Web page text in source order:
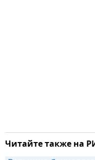
Читайте также на